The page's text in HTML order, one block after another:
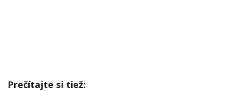
Prečítajte si tiež: